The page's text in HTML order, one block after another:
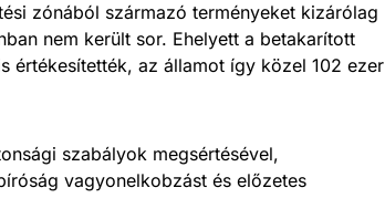
zónából származó terményeket kizárólag
nem került sor. Ehelyett a betakarított
értékesítették, az államot így közel 102 ezer
szabályok megsértésével,
vagyonelkobzást és előzetes